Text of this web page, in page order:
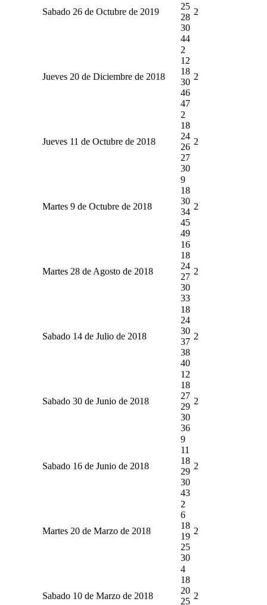
Sabado 26 de Octubre de 2019
25
28
30
44
2
Jueves 20 de Diciembre de 2018
2
12
18
30
46
47
2
Jueves 11 de Octubre de 2018
2
18
24
26
27
30
2
Martes 9 de Octubre de 2018
9
18
30
34
45
49
2
Martes 28 de Agosto de 2018
16
18
24
27
30
33
2
Sabado 14 de Julio de 2018
18
24
30
37
38
40
2
Sabado 30 de Junio de 2018
12
18
27
29
30
36
2
Sabado 16 de Junio de 2018
9
11
18
29
30
43
2
Martes 20 de Marzo de 2018
2
6
18
19
25
30
2
Sabado 10 de Marzo de 2018
4
18
20
25
2